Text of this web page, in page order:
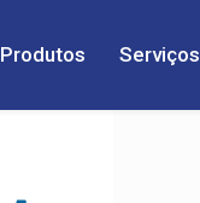
Produtos Serviços